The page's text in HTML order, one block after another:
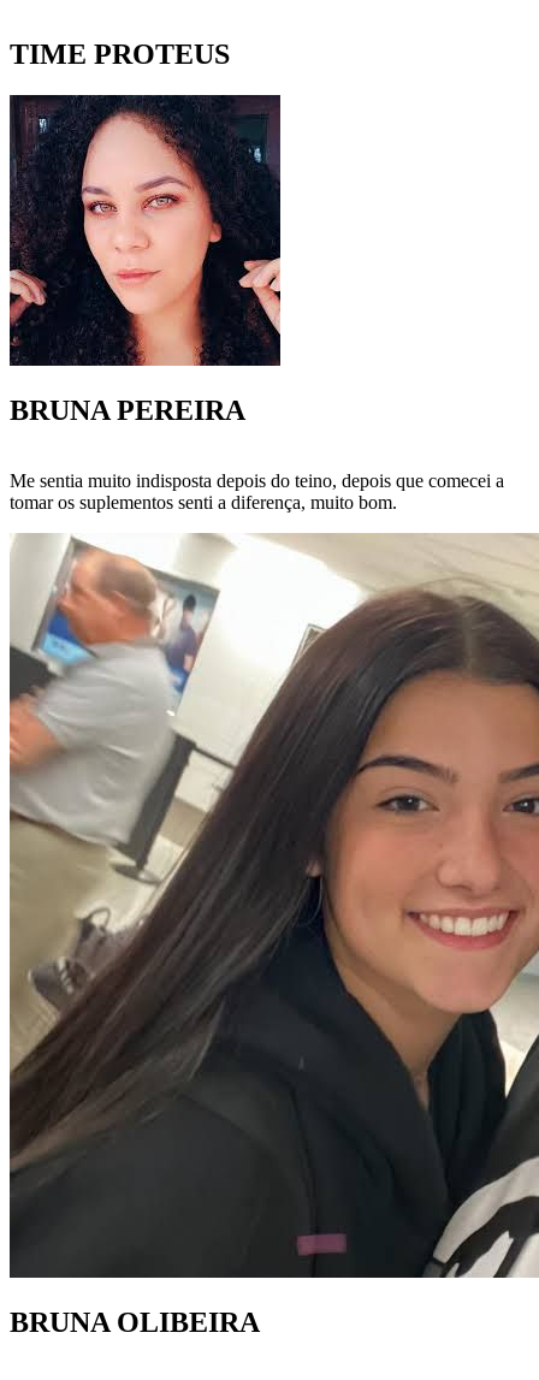
TIME PROTEUS
BRUNA PEREIRA
Me sentia muito indisposta depois do teino, depois que comecei a
tomar os suplementos senti a diferença, muito bom.
BRUNA OLIBEIRA